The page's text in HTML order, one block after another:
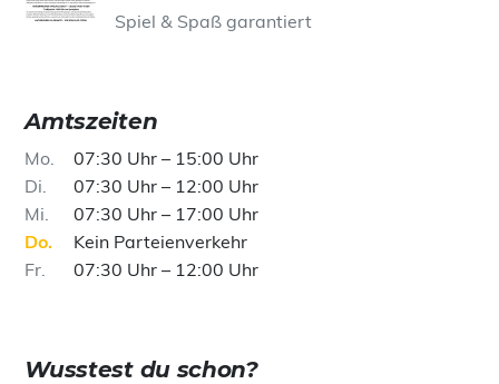
Spiel & Spaß garantiert
Amtszeiten
Mo
07:30 Uhr – 15:00 Uhr
Di
07:30 Uhr – 12:00 Uhr
Mi
07:30 Uhr – 17:00 Uhr
Do
Kein Parteienverkehr
Fr
07:30 Uhr – 12:00 Uhr
Wusstest du schon?